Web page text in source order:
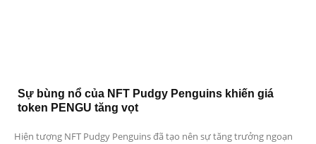
Sự bùng nổ của NFT Pudgy Penguins khiến giá
token PENGU tăng vọt
Hiện tượng NFT Pudgy Penguins đã tạo nên sự tăng trưởng ngoạn